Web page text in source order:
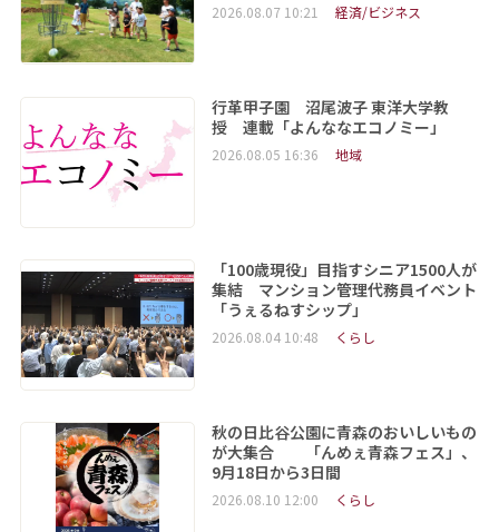
2026.08.07 10:21 経済/ビジネス
行革甲子園 沼尾波子 東洋大学教
授 連載「よんななエコノミー」
2026.08.05 16:36 地域
「100歳現役」目指すシニア1500人が
集結 マンション管理代務員イベント
「うぇるねすシップ」
2026.08.04 10:48 くらし
秋の日比谷公園に青森のおいしいもの
が大集合 「んめぇ青森フェス」、
9月18日から3日間
2026.08.10 12:00 くらし